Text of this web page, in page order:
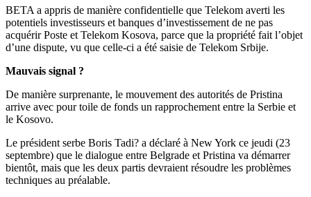
BETA a appris de manière confidentielle que Telekom averti les
potentiels investisseurs et banques d’investissement de ne pas
acquérir Poste et Telekom Kosova, parce que la propriété fait l’objet
d’une dispute, vu que celle-ci a été saisie de Telekom Srbije.
Mauvais signal ?
De manière surprenante, le mouvement des autorités de Pristina
arrive avec pour toile de fonds un rapprochement entre la Serbie et
le Kosovo.
Le président serbe Boris Tadi? a déclaré à New York ce jeudi (23
septembre) que le dialogue entre Belgrade et Pristina va démarrer
bientôt, mais que les deux partis devraient résoudre les problèmes
techniques au préalable.